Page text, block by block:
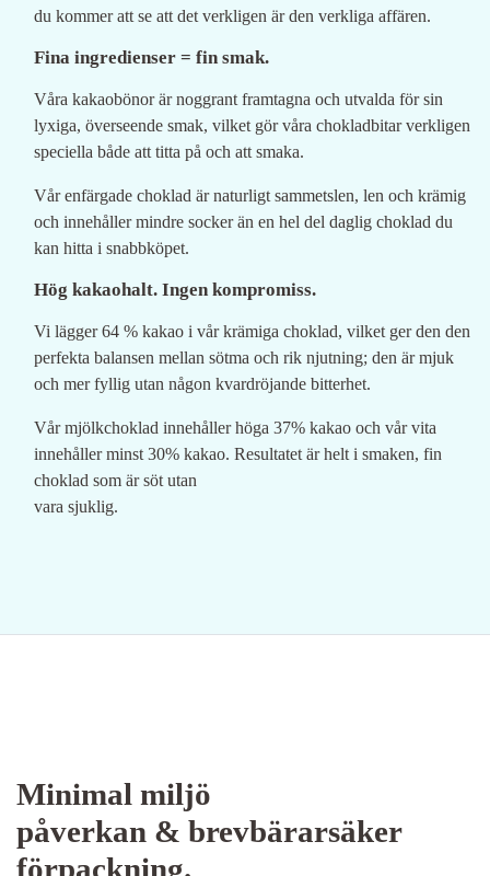
du kommer att se att det verkligen är den verkliga affären.
Fina ingredienser = fin smak.
Våra kakaobönor är noggrant framtagna och utvalda för sin
lyxiga, överseende smak, vilket gör våra chokladbitar verkligen
speciella både att titta på och att smaka.
Vår enfärgade choklad är naturligt sammetslen, len och krämig
och innehåller mindre socker än en hel del daglig choklad du
kan hitta i snabbköpet.
Hög kakaohalt. Ingen kompromiss.
Vi lägger 64 % kakao i vår krämiga choklad, vilket ger den den
perfekta balansen mellan sötma och rik njutning; den är mjuk
och mer fyllig utan någon kvardröjande bitterhet.
Vår mjölkchoklad innehåller höga 37% kakao och vår vita
innehåller minst 30% kakao. Resultatet är helt i smaken, fin
choklad som är söt utan
vara sjuklig.
Minimal miljö
påverkan & brevbärarsäker
förpackning.